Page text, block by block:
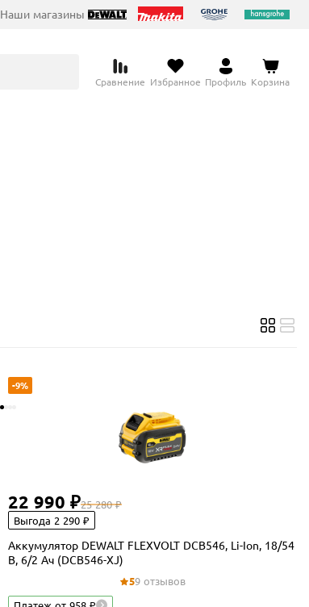
Наши магазины
Сравнение Избранное Профиль Корзина
-9%
22 990 ₽25 280 ₽
Выгода 2 290 ₽
Аккумулятор DEWALT FLEXVOLT DCB546, Li-Ion, 18/54
В, 6/2 Ач (DCB546-XJ)
59 отзывов